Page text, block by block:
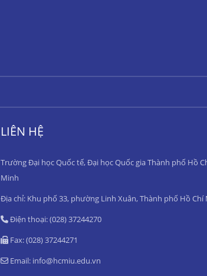
LIÊN HỆ
Trường Đại học Quốc tế, Đại học Quốc gia Thành phố Hồ
Minh
Địa chỉ: Khu phố 33, phường Linh Xuân, Thành phố Hồ Chí
Điện thoại: (028) 37244270
Fax: (028) 37244271
Email: info@hcmiu.edu.vn